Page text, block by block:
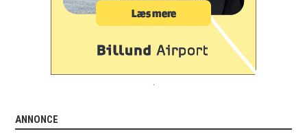
ANNONCE